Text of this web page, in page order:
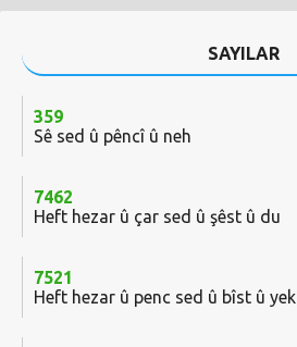
SAYILAR
359
Sê sed û pêncî û neh
7462
Heft hezar û çar sed û şêst û du
7521
Heft hezar û penc sed û bîst û yek